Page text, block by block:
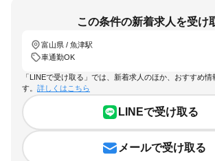
この条件の新着求人を受け
富山県 / 魚津駅
車通勤OK
「LINEで受け取る」では、新着求人のほか、おすすめ情
す。 詳しくはこちら
LINEで受け取る
メールで受け取る